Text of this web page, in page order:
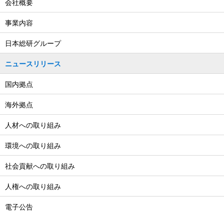
会社概要
事業内容
日本総研グループ
ニュースリリース
国内拠点
海外拠点
人材への取り組み
環境への取り組み
社会貢献への取り組み
人権への取り組み
電子公告